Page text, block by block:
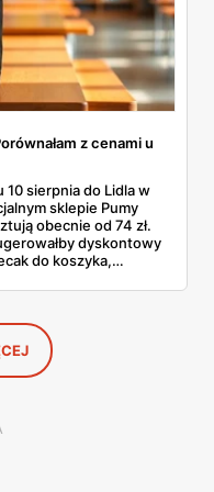
z cenami u
10 sierpnia do Lidla w
sklepie Pumy
obecnie od 74 zł.
dyskontowy
do koszyka,
ile kosztują